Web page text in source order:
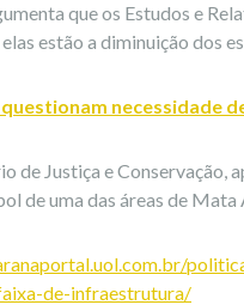
que os Estudos e
estão a diminuição dos
necessidade
de Justiça e Conservação,
de uma das áreas de
de-infraestrutura/